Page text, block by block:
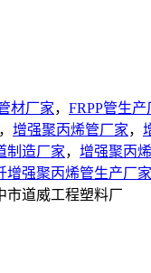
材厂家， FRPP管生产
， 增强聚丙烯管厂家，
制造厂家， 增强聚丙
增强聚丙烯管生产厂家
市道威工程塑料厂